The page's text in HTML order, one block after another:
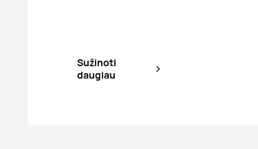
Sužinoti
daugiau